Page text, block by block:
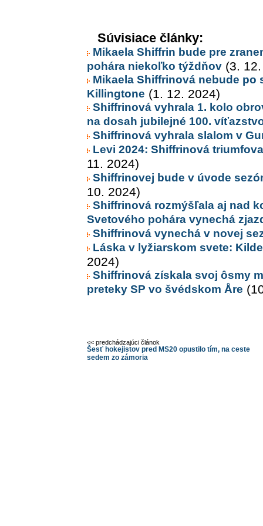
Súvisiace články:
Mikaela Shiffrin bude pre
pohára niekoľko týždňov (3.
Mikaela Shiffrinová nebude
Killingtone (1. 12. 2024)
Shiffrinová vyhrala 1. kolo
na dosah jubilejné 100.
Shiffrinová vyhrala slalom v
Levi 2024: Shiffrinová
11. 2024)
Shiffrinovej bude v úvode
10. 2024)
Shiffrinová rozmýšľala aj nad
Svetového pohára vynechá
Shiffrinová vynechá v novej
Láska v lyžiarskom svete:
2024)
Shiffrinová získala svoj ôsmy
preteky SP vo švédskom Åre
<< predchádzajúci článok
Šesť hokejistov pred MS20 opustilo tím, na ceste
sedem zo zámoria